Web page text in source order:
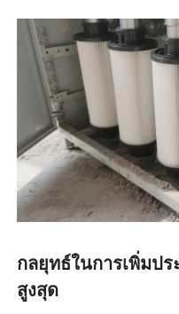
กลยุทธ์ในการเพิ่มป
สูงสุด